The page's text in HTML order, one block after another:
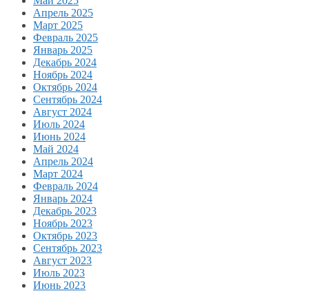
Апрель 2025
Март 2025
Февраль 2025
Январь 2025
Декабрь 2024
Ноябрь 2024
Октябрь 2024
Сентябрь 2024
Август 2024
Июль 2024
Июнь 2024
Май 2024
Апрель 2024
Март 2024
Февраль 2024
Январь 2024
Декабрь 2023
Ноябрь 2023
Октябрь 2023
Сентябрь 2023
Август 2023
Июль 2023
Июнь 2023